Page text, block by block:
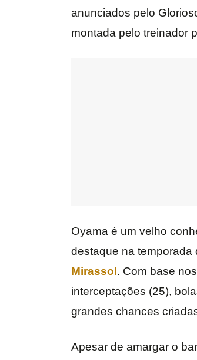
anunciados pelo
montada pelo treinador
Oyama é um velho
destaque na temporada
Mirassol . Com base
interceptações (25),
grandes chances
Apesar de amargar o